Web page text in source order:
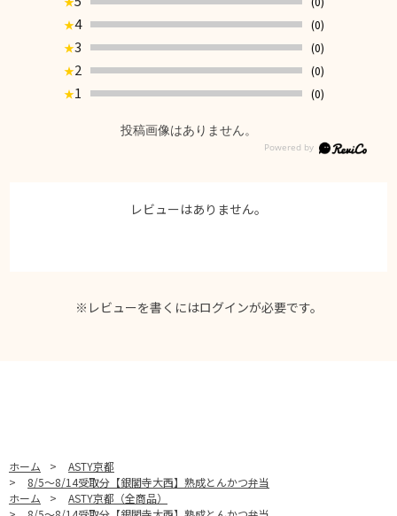
★4
(0)
★3
(0)
★2
(0)
★1 (0)
投稿画像はありません。
レビューはありません。
※レビューを書くにはログインが必要です。
ホーム >
ASTY京都
>
8/5～8/14受取分【銀閣寺大西】熟成とんかつ弁当
ホーム
>
ASTY京都（全商品）